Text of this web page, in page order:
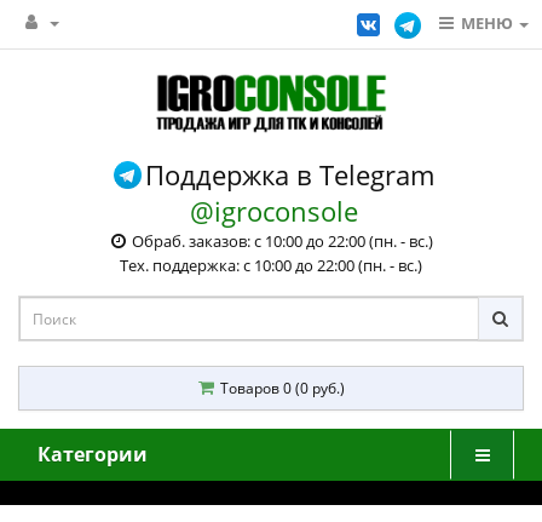
МЕНЮ
Поддержка в Telegram
@igroconsole
Обраб. заказов: с 10:00 до 22:00 (пн. - вс.)
Тех. поддержка: с 10:00 до 22:00 (пн. - вс.)
Товаров 0 (0 руб.)
Категории